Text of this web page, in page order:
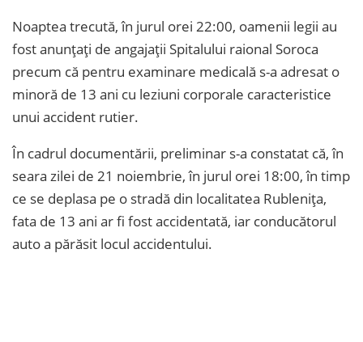
Noaptea trecută, în jurul orei 22:00, oamenii legii au
fost anunțați de angajații Spitalului raional Soroca
precum că pentru examinare medicală s-a adresat o
minoră de 13 ani cu leziuni corporale caracteristice
unui accident rutier.
În cadrul documentării, preliminar s-a constatat că, în
seara zilei de 21 noiembrie, în jurul orei 18:00, în timp
ce se deplasa pe o stradă din localitatea Rublenița,
fata de 13 ani ar fi fost accidentată, iar conducătorul
auto a părăsit locul accidentului.